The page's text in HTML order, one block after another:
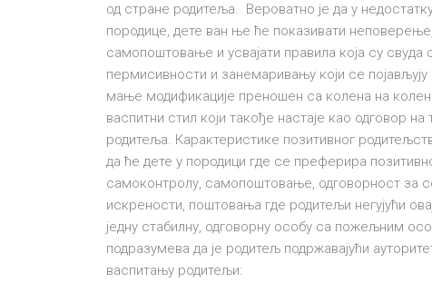
од стране родитеља. Вероватно је да у
породице, дете ван ње ће показивати
самопоштовање и усвајати правила која су
пермисивности и занемаривању који се појављују
мање модификације преношен са колена на
васпитни стил који такође настаје као одговор
родитеља. Карактеристике позитивног
да ће дете у породици где се преферира
самоконтролу, самопоштовање, одговорност за
искрености, поштовања где родитељи негујући
једну стабилну, одговорну особу са пожељним
подразумева да је родитељ подржавајући
васпитању родитељи: